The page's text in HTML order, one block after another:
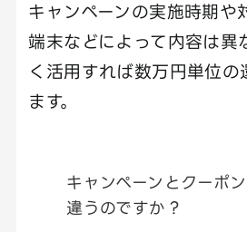
キャンペーンの実施時期や
端末などによって内容は異
く活用すれば数万円単位の
ます。
キャンペーンとクーポ
違うのですか？